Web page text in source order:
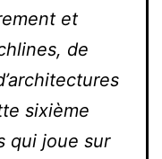
et
de
sixième
qui joue sur